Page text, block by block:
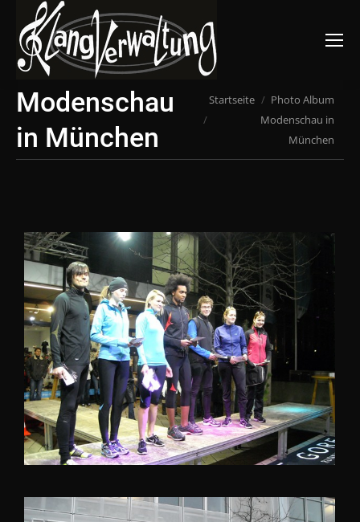
Suchen:
Modenschau
in München
Du bist hier:
Startseite
Photo Album
Modenschau in
München